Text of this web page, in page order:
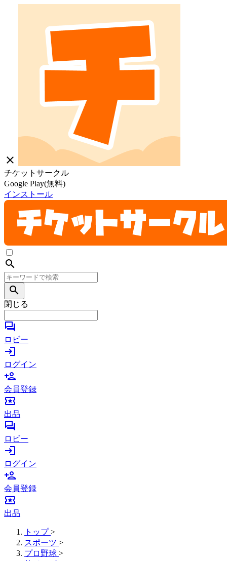
close
チケットサークル
Google Play(無料)
インストール
search
search
閉じる
forum
ロビー
login
ログイン
person_add
会員登録
local_activity
出品
forum
ロビー
login
ログイン
person_add
会員登録
local_activity
出品
トップ >
スポーツ >
プロ野球 >